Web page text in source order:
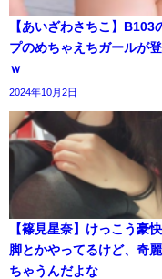
【あいざわさちこ】B103
プのめちゃえちガールが
ｗ
2024年10月2日
【篠見星奈】けっこう豪
脚とかやってるけど、奇
ちゃうんだよな